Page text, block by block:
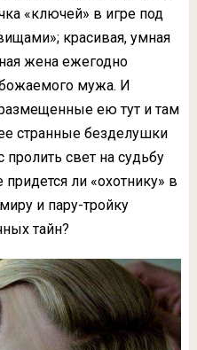
«ключей» в игре под
красивая, умная
жена ежегодно
мужа. И
ею тут и там
странные безделушки
свет на судьбу
ли «охотнику» в
и пару-тройку
тайн?